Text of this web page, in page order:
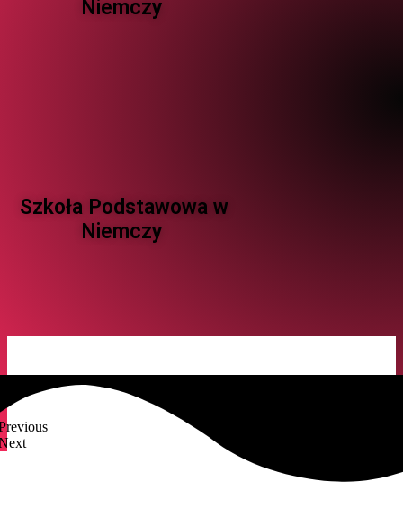
Niemczy ​
Szkoła Podstawowa w
Niemczy ​